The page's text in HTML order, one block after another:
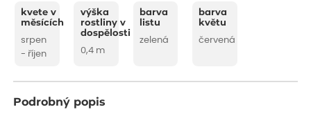
kvete v
měsících
srpen
- říjen
výška
rostliny v
dospělosti
0,4 m
barva
listu
zelená
barva
květu
červená
Podrobný popis